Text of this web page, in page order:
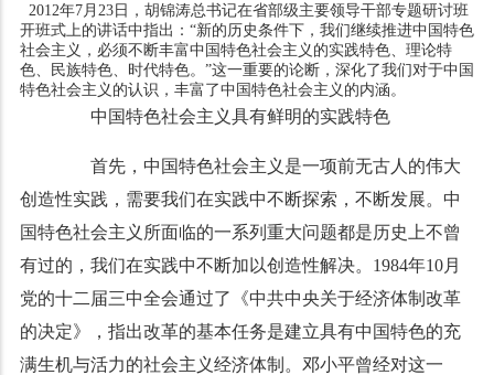
2012年7月23日，胡锦涛总书记在省部级主要领导干部专题研讨班
开班式上的讲话中指出：“新的历史条件下，我们继续推进中国特色
社会主义，必须不断丰富中国特色社会主义的实践特色、理论特
色、民族特色、时代特色。”这一重要的论断，深化了我们对于中国
特色社会主义的认识，丰富了中国特色社会主义的内涵。
中国特色社会主义具有鲜明的实践特色
首先，中国特色社会主义是一项前无古人的伟大
创造性实践，需要我们在实践中不断探索，不断发展。中
国特色社会主义所面临的一系列重大问题都是历史上不曾
有过的，我们在实践中不断加以创造性解决。1984年10月
党的十二届三中全会通过了《中共中央关于经济体制改革
的决定》，指出改革的基本任务是建立具有中国特色的充
满生机与活力的社会主义经济体制。邓小平曾经对这一